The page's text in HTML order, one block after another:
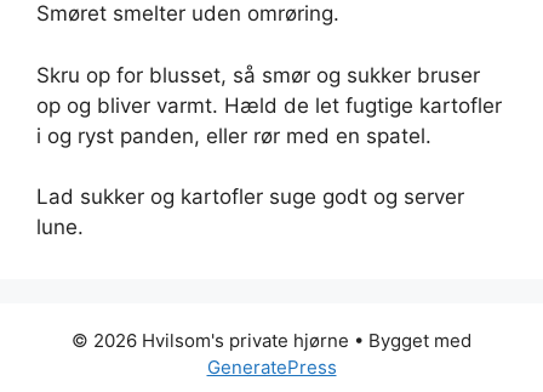
Smøret smelter uden omrøring.
Skru op for blusset, så smør og sukker bruser
op og bliver varmt. Hæld de let fugtige kartofler
i og ryst panden, eller rør med en spatel.
Lad sukker og kartofler suge godt og server
lune.
© 2026 Hvilsom's private hjørne • Bygget med
GeneratePress